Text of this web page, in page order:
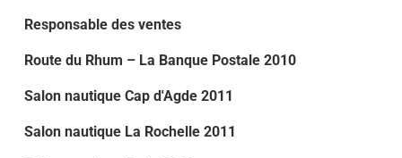
Responsable des ventes
Route du Rhum – La Banque Postale 2010
Salon nautique Cap d'Agde 2011
Salon nautique La Rochelle 2011